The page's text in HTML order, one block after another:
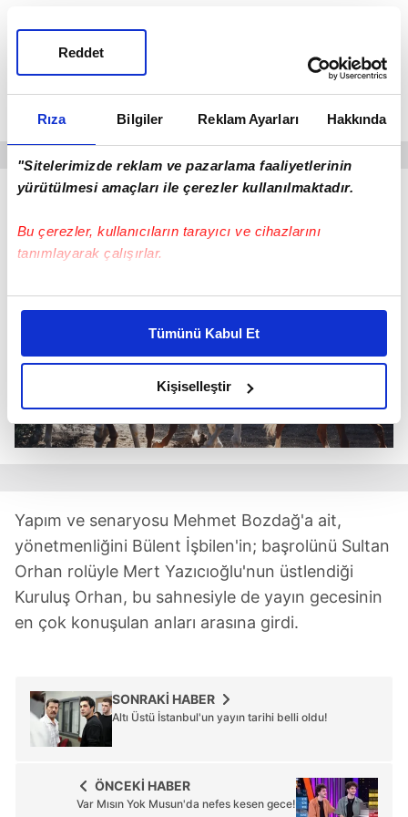
Rıza Bilgiler Reklam Ayarları Hakkında
"Sitelerimizde reklam ve pazarlama faaliyetlerinin
yürütülmesi amaçları ile çerezler kullanılmaktadır.
Bu çerezler, kullanıcıların tarayıcı ve cihazlarını
tanımlayarak çalışırlar.
Bu çerezlere izin vermeniz halinde sizlere özel
daha iyi reklam deneyimi yaşatabiliriz. Bunu yaparken
amacımızın size daha iyi bir reklam deneyimi sunmak
olduğunu ve sizlere en iyi içerikleri sunabilmek adına
elimizden gelen çabayı gösterdiğimizi ve bu noktada,
reklamların maliyetlerimizi karşılamak noktasında tek gelir
kalemimiz olduğunu sizlere hatırlatmak isteriz.
Her halükârda, kullanıcılar, bu çerezlere izin vermedikleri
takdirde, kullanıcılara hedefli reklamlar
gösterilmeyecektir."
Sizlere daha iyi bir hizmet sunabilmek için İnternet
Sitemizde kendimize ve üçüncü kişilere ait çerezler
kullanılmaktadır. Bu çerezler vasıtasıyla çeşitli kişisel
kullanılmaktadır. Diğer çerezler, sitemizin daha işlevsel
kılınması ve kişiselleştirilmesi ve sizlere yönelik
reklam/pazarlama faaliyetlerinin yapılması, amaçlarıyla
Çerezlere ilişkin tercihlerinizi aşağıda yer alan panel
Tümünü Kabul Et
Kişiselleştir
Reddet
Yapım ve senaryosu Mehmet Bozdağ'a ait,
yönetmenliğini Bülent İşbilen'in; başrolünü Sultan
Orhan rolüyle Mert Yazıcıoğlu'nun üstlendiği
Kuruluş Orhan, bu sahnesiyle de yayın gecesinin
en çok konuşulan anları arasına girdi.
SONRAKİ HABER
Altı Üstü İstanbul'un yayın tarihi belli oldu!
ÖNCEKİ HABER
Var Mısın Yok Musun'da nefes kesen gece!